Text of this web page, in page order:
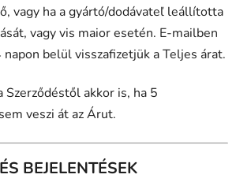
vagy ha a gyártó/dodávateľ leállította
vagy vis maior esetén. E-mailben
belül visszafizetjük a Teljes árat.
akkor is, ha 5
veszi át az Árut.
BEJELENTÉSEK